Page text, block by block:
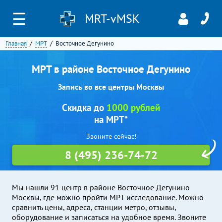
☰ MRT-vMSK
Главная МРТ Восточное Дегунино
МРТ в районе Восточное Дегунино
Запись во все центры Москвы
Мы нашли 91 центр в районе Восточное Дегунино
Москвы, где можно пройти МРТ исследование. Можно
сравнить цены, адреса, станции метро, отзывы,
оборудование и записаться на удобное время. Звоните
Скидка до 1000 рублей
на МРТ*
Звоните сейчас!
8 (495) 236-74-72